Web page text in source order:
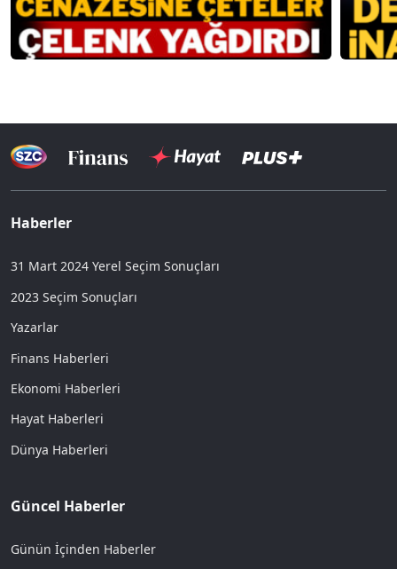
Haberler
31 Mart 2024 Yerel Seçim Sonuçları
2023 Seçim Sonuçları
Yazarlar
Finans Haberleri
Ekonomi Haberleri
Hayat Haberleri
Dünya Haberleri
Güncel Haberler
Günün İçinden Haberler